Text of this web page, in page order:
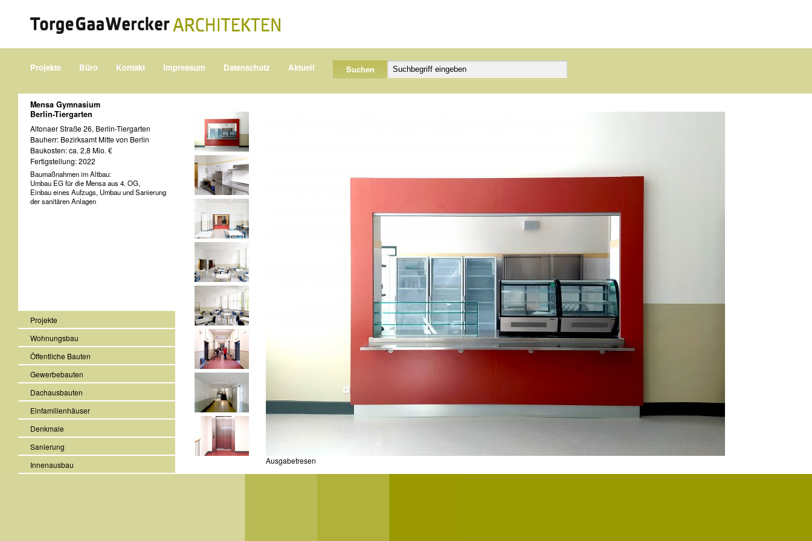
Projekte Büro Kontakt Impressum Datenschutz Aktuell
Mensa Gymnasium
Berlin-Tiergarten
Altonaer Straße 26, Berlin-Tiergarten
Bauherr: Bezirksamt Mitte von Berlin
Baukosten: ca. 2,8 Mio. €
Fertigstellung: 2022
Baumaßnahmen im Altbau:
Umbau EG für die Mensa aus 4. OG,
Einbau eines Aufzugs, Umbau und Sanierung
der sanitären Anlagen
Projekte
Wohnungsbau
Öffentliche Bauten
Gewerbebauten
Dachausbauten
Einfamilienhäuser
Denkmale
Sanierung
Innenausbau
Ausgabetresen